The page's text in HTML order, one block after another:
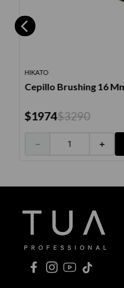
HIKATO
Cepillo Brushing 16
$1974$3290
＋
－